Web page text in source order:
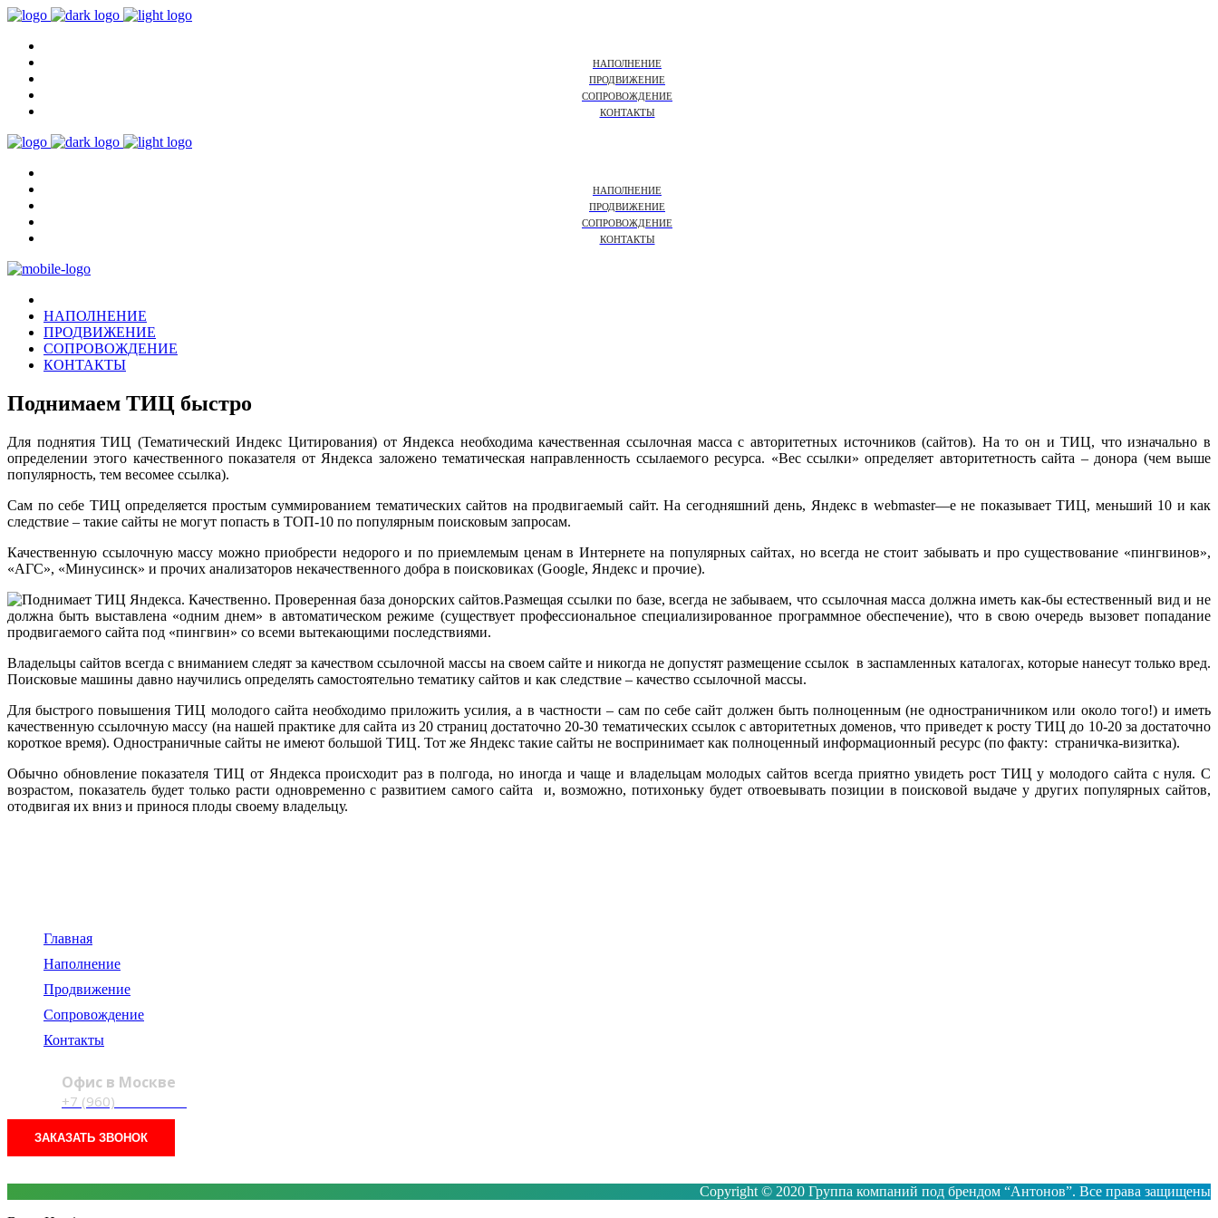
НАПОЛНЕНИЕ
ПРОДВИЖЕНИЕ
СОПРОВОЖДЕНИЕ
КОНТАКТЫ
НАПОЛНЕНИЕ
ПРОДВИЖЕНИЕ
СОПРОВОЖДЕНИЕ
КОНТАКТЫ
НАПОЛНЕНИЕ
ПРОДВИЖЕНИЕ
СОПРОВОЖДЕНИЕ
КОНТАКТЫ
Поднимаем ТИЦ быстро
Для поднятия ТИЦ (Тематический Индекс Цитирования) от Яндекса необходима качественная ссылочная масса с авторитетных источников (сайтов). На то он и ТИЦ, что изначально в
определении этого качественного показателя от Яндекса заложено тематическая направленность ссылаемого ресурса. «Вес ссылки» определяет авторитетность сайта – донора (чем выше
популярность, тем весомее ссылка).
Сам по себе ТИЦ определяется простым суммированием тематических сайтов на продвигаемый сайт. На сегодняшний день, Яндекс в webmaster—е не показывает ТИЦ, меньший 10 и как
следствие – такие сайты не могут попасть в ТОП-10 по популярным поисковым запросам.
Качественную ссылочную массу можно приобрести недорого и по приемлемым ценам в Интернете на популярных сайтах, но всегда не стоит забывать и про существование «пингвинов»,
«АГС», «Минусинск» и прочих анализаторов некачественного добра в поисковиках (Google, Яндекс и прочие).
Размещая ссылки по базе, всегда не забываем, что ссылочная масса должна иметь как-бы естественный вид и не
должна быть выставлена «одним днем» в автоматическом режиме (существует профессиональное специализированное программное обеспечение), что в свою очередь вызовет попадание
продвигаемого сайта под «пингвин» со всеми вытекающими последствиями.
Владельцы сайтов всегда с вниманием следят за качеством ссылочной массы на своем сайте и никогда не допустят размещение ссылок в заспамленных каталогах, которые нанесут только вред.
Поисковые машины давно научились определять самостоятельно тематику сайтов и как следствие – качество ссылочной массы.
Для быстрого повышения ТИЦ молодого сайта необходимо приложить усилия, а в частности – сам по себе сайт должен быть полноценным (не одностраничником или около того!) и иметь
качественную ссылочную массу (на нашей практике для сайта из 20 страниц достаточно 20-30 тематических ссылок с авторитетных доменов, что приведет к росту ТИЦ до 10-20 за достаточно
короткое время). Одностраничные сайты не имеют большой ТИЦ. Тот же Яндекс такие сайты не воспринимает как полноценный информационный ресурс (по факту: страничка-визитка).
Обычно обновление показателя ТИЦ от Яндекса происходит раз в полгода, но иногда и чаще и владельцам молодых сайтов всегда приятно увидеть рост ТИЦ у молодого сайта с нуля. С
возрастом, показатель будет только расти одновременно с развитием самого сайта и, возможно, потихоньку будет отвоевывать позиции в поисковой выдаче у других популярных сайтов,
отодвигая их вниз и принося плоды своему владельцу.
Главная
Наполнение
Продвижение
Сопровождение
Контакты
Офис в Москве
+7 (960)
ЗАКАЗАТЬ ЗВОНОК
Copyright © 2020 Группа компаний под брендом “Антонов”. Все права защищены